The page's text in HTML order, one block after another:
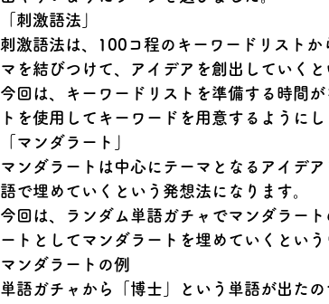
「刺激語法」
刺激語法は、100コ程のキーワードリスト
マを結びつけて、アイデアを創出していくと
今回は、キーワードリストを準備する時間が
トを使用してキーワードを用意するようにし
「マンダラート」
マンダラートは中心にテーマとなるアイデ
語で埋めていくという発想法になります。
今回は、ランダム単語ガチャでマンダラー
ートとしてマンダラートを埋めていくという
マンダラートの例
単語ガチャから「博士」という単語が出た